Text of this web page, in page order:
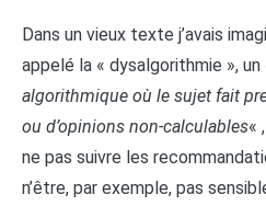
Dans un vieux texte j’avais
appelé la « dysalgorithmie », un
algorithmique où le sujet fait
ou d’opinions non-calculables«
ne pas suivre les
n’être, par exemple, pas